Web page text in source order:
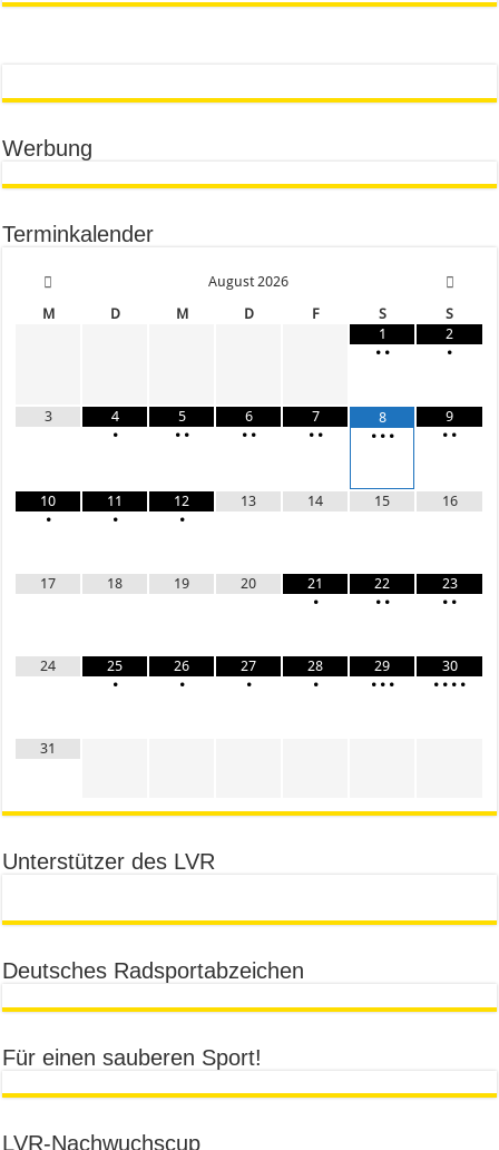
Werbung
Terminkalender
August 2026
M
D M D F S
S
1
• •
2
•
3
4
•
5
• •
6
• •
7
• •
8
• • •
9
• •
10
•
11
•
12
•
13 14 15 16
17 18 19 20
21
•
22
• •
23
• •
24
25
•
26
•
27
•
28
•
29
• • •
30
• • • •
31
Unterstützer des LVR
Deutsches Radsportabzeichen
Für einen sauberen Sport!
LVR-Nachwuchscup